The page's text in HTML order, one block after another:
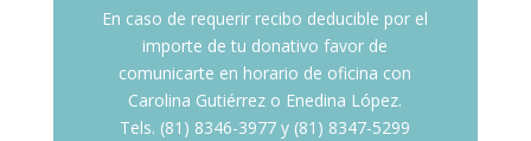
En caso de requerir recibo deducible por el
importe de tu donativo favor de
comunicarte en horario de oficina con
Carolina Gutiérrez o Enedina López.
Tels. (81) 8346-3977 y (81) 8347-5299